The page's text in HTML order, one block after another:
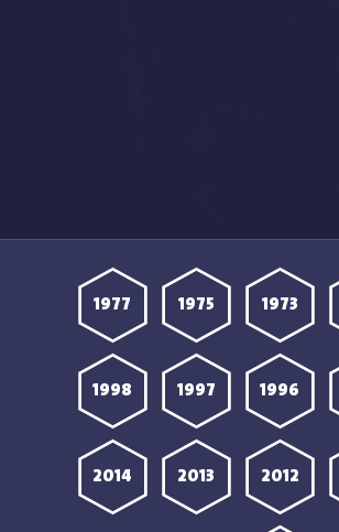
1973
1975
1977
1996
1997
1998
2012
2013
2014